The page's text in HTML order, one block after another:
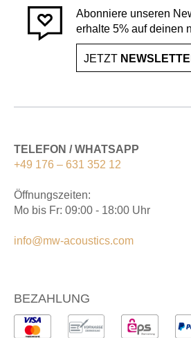
Abonniere unseren
erhalte 5% auf deinen
JETZT
TELEFON / WHATSAPP
+49 176 – 631 352 12
Öffnungszeiten:
Mo bis Fr: 09:00 - 18:00 Uhr
info@mw-acoustics.com
BEZAHLUNG